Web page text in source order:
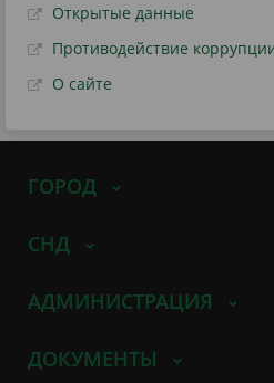
Открытые данные
Противодействие
О сайте
ГОРОД
СНД
АДМИНИСТРАЦИЯ
ДОКУМЕНТЫ